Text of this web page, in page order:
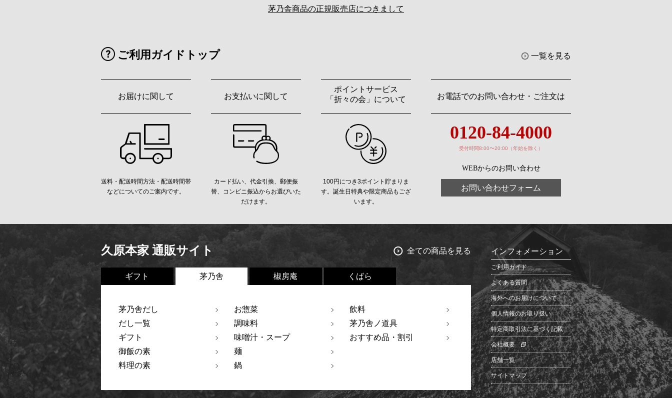
茅乃舎商品の正規販売店につきまして
ご利用ガイドトップ 一覧を見る
お届けに関して
送料・配送時間方法・配送時間帯
などについてのご案内です。
お支払いに関して
カード払い、代金引換、郵便振
替、コンビニ振込からお選びいた
だけます。
ポイントサービス
「折々の会」について
100円につき3ポイント貯まりま
す。誕生日特典や限定商品もござ
います。
お電話でのお問い合わせ・ご注文は
0120-84-4000
受付時間8:00〜20:00（年始を除く）
WEBからのお問い合わせ
お問い合わせフォーム
久原本家 通販サイト 全ての商品を見る
ギフト 茅乃舎 椒房庵 くばら
茅乃舎だし
だし一覧
ギフト
御飯の素
料理の素
お惣菜
調味料
味噌汁・スープ
麺
鍋
飲料
茅乃舎ノ道具
おすすめ品・割引
インフォメーション
ご利用ガイド
よくある質問
海外へのお届けについて
個人情報のお取り扱い
特定商取引法に基づく記載
会社概要
店舗一覧
サイトマップ